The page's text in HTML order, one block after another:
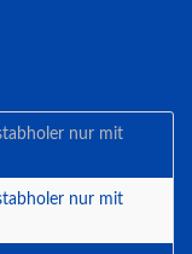
nur mit
nur mit